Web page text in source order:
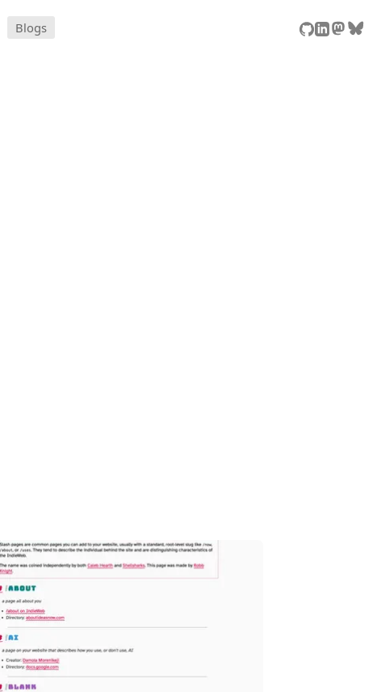
Blogs